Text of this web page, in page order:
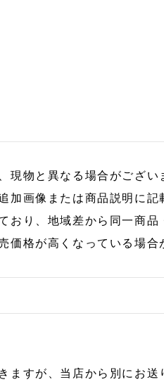
現物と異なる場合がござい
加画像または商品説明に記
おり、地域差から同一商
価格が高くなっている場合
ますが、当店から別にお